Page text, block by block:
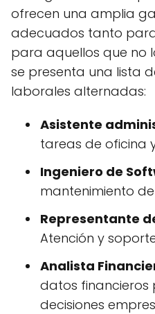
ofrecen una amplia
adecuados tanto
para aquellos que no
se presenta una lista
laborales alternadas:
Asistente
tareas de oficina
Ingeniero de
mantenimiento
Representante
Atención y
Analista
datos
decisiones